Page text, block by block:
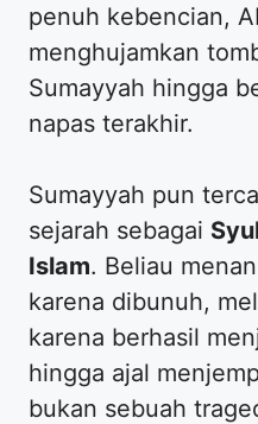
penuh kebencian,
menghujamkan
Sumayyah hingga
napas terakhir.
​Sumayyah pun
sejarah sebagai
Islam. Beliau
karena dibunuh,
karena berhasil
hingga ajal
bukan sebuah